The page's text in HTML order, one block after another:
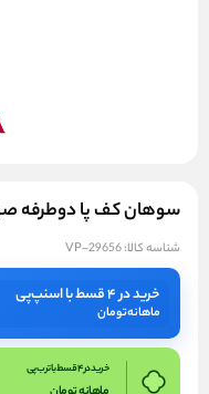
سوهان کف پا دوطرفه
شناسه کالا:VP-29656
خرید در ۴ قسط با اسنپ‌پی
ماهانهتومان
خرید در 4 قسط با ترب پی